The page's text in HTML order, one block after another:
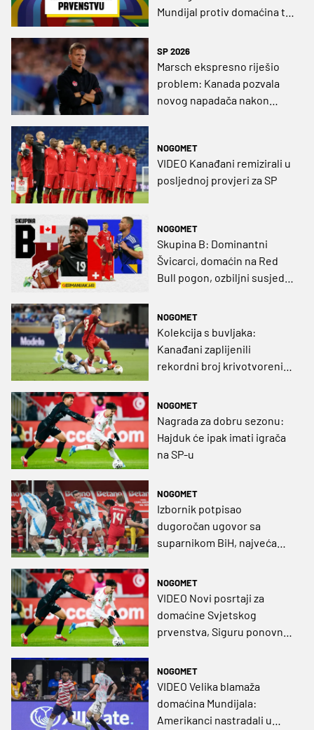
Mundijal protiv domaćina te
Kaliforniji
SP 2026
Marsch ekspresno riješio
problem: Kanada pozvala
novog napadača nakon
NOGOMET
VIDEO Kanađani remizirali u
posljednoj provjeri za SP
NOGOMET
Skupina B: Dominantni
Švicarci, domaćin na Red
Bull pogon, ozbiljni susjedi i
NOGOMET
Kolekcija s buvljaka:
Kanađani zaplijenili
rekordni broj krivotvorenih
NOGOMET
Nagrada za dobru sezonu:
Hajduk će ipak imati igrača
na SP-u
NOGOMET
Izbornik potpisao
dugoročan ugovor sa
suparnikom BiH, najveća
NOGOMET
VIDEO Novi posrtaji za
domaćine Svjetskog
prvenstva, Siguru ponovno
NOGOMET
VIDEO Velika blamaža
domaćina Mundijala:
Amerikanci nastradali u